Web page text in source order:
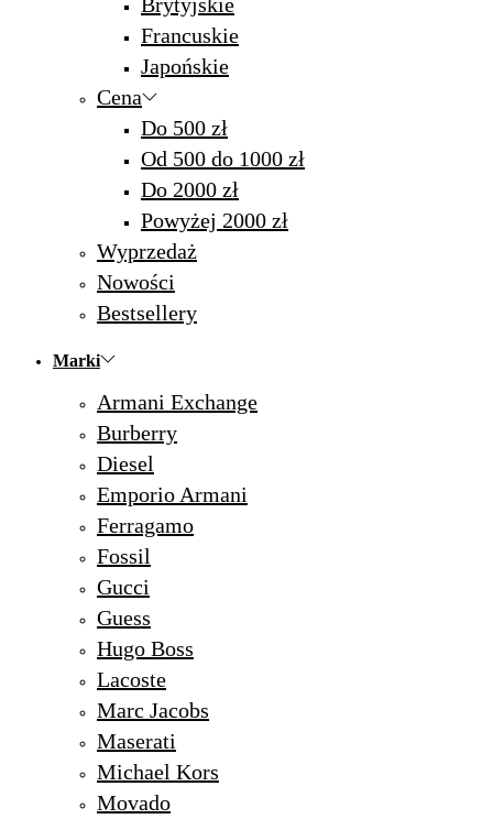
Francuskie
Japońskie
Cena
Do 500 zł
Od 500 do 1000 zł
Do 2000 zł
Powyżej 2000 zł
Wyprzedaż
Nowości
Bestsellery
Marki
Armani Exchange
Burberry
Diesel
Emporio Armani
Ferragamo
Fossil
Gucci
Guess
Hugo Boss
Lacoste
Marc Jacobs
Maserati
Michael Kors
Movado